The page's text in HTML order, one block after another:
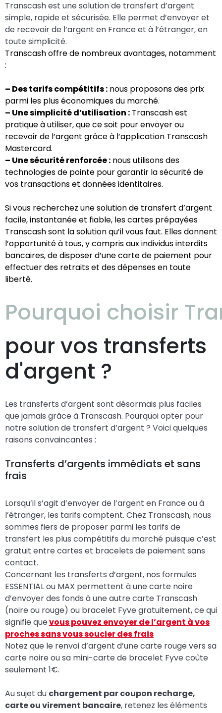
Transcash est une solution de transfert d’argent
simple, rapide et sécurisée. Elle permet d’envoyer et
de recevoir de l’argent en France et à l’étranger, en
toute simplicité.
Transcash offre de nombreux avantages, notamment
:
– Des tarifs compétitifs : nous proposons des prix
parmi les plus économiques du marché.
– Une simplicité d’utilisation : Transcash est
pratique à utiliser, que ce soit pour envoyer ou
recevoir de l’argent grâce à l’application Transcash
Mastercard.
– Une sécurité renforcée : nous utilisons des
technologies de pointe pour garantir la sécurité de
vos transactions et données identitaires.
Si vous recherchez une solution de transfert d’argent
facile, instantanée et fiable, les cartes prépayées
Transcash sont la solution qu’il vous faut. Elles donnent
l’opportunité à tous, y compris aux individus interdits
bancaires, de disposer d’une carte de paiement pour
effectuer des retraits et des dépenses en toute
liberté.
Pourquoi choisir
pour vos transferts
d'argent ?
Les transferts d’argent sont désormais plus faciles
que jamais grâce à Transcash. Pourquoi opter pour
notre solution de transfert d’argent ? Voici quelques
raisons convaincantes :
Transferts d’argents immédiats et sans
frais
Lorsqu’il s’agit d’envoyer de l’argent en France ou à
l’étranger, les tarifs comptent. Chez Transcash, nous
sommes fiers de proposer parmi les tarifs de
transfert les plus compétitifs du marché puisque c’est
gratuit entre cartes et bracelets de paiement sans
contact.
Concernant les transferts d’argent, nos formules
ESSENTIAL ou MAX permettent à une carte noire
d’envoyer des fonds à une autre carte Transcash
(noire ou rouge) ou bracelet Fyve gratuitement, ce qui
signifie quevous pouvez envoyer de l’argent à vos
proches sans vous soucier des frais
Notez que le renvoi d’argent d’une carte rouge vers sa
carte noire ou sa mini-carte de bracelet Fyve coûte
seulement 1€.
Au sujet du chargement par coupon recharge,
carte ou virement bancaire, retenez les éléments